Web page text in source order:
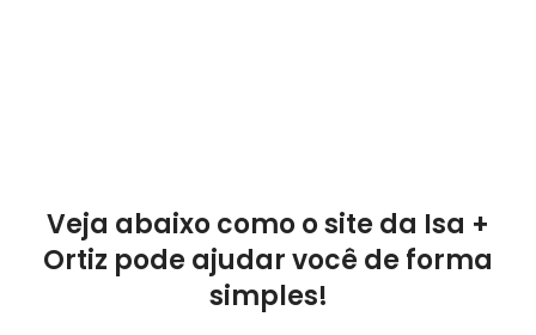
Veja abaixo como o site da Isa +
Ortiz pode ajudar você de forma
simples!